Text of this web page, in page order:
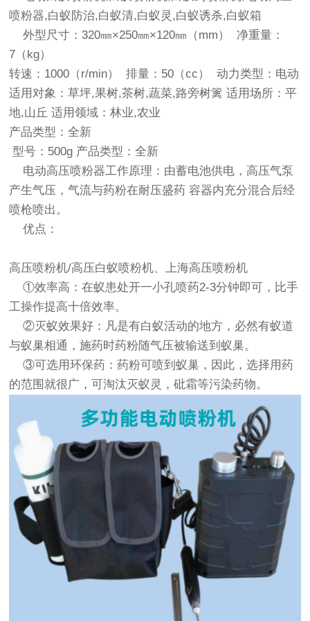
喷粉器,白蚁防治,白蚁清,白蚁灵,白蚁诱杀,白蚁箱
外型尺寸：320㎜×250㎜×120㎜（mm） 净重量：
7（kg）
转速：1000（r/min） 排量：50（cc） 动力类型：电动
适用对象：草坪,果树,茶树,蔬菜,路旁树篱 适用场所：平
地,山丘 适用领域：林业,农业
产品类型：全新
型号：500g 产品类型：全新
电动高压喷粉器工作原理：由蓄电池供电，高压气泵
产生气压，气流与药粉在耐压盛药 容器内充分混合后经
喷枪喷出。
优点：
高压喷粉机/高压白蚁喷粉机、上海高压喷粉机
①效率高：在蚁患处开一小孔喷药2-3分钟即可，比手
工操作提高十倍效率。
②灭蚁效果好：凡是有白蚁活动的地方，必然有蚁道
与蚁巢相通，施药时药粉随气压被输送到蚁巢。
③可选用环保药：药粉可喷到蚁巢，因此，选择用药
的范围就很广，可淘汰灭蚁灵，砒霜等污染药物。